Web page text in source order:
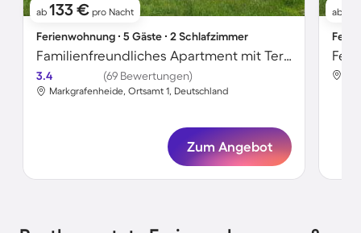
ab 133 € pro Nacht
Ferienwohnung ∙ 5 Gäste ∙ 2 Schlafzimmer
Familienfreundliches Apartment mit Terrasse | Neben dem Strand | Hunde erlaubt
3.4 (69 Bewertungen)
Markgrafenheide, Ortsamt 1, Deutschland
Zum Angebot
ab